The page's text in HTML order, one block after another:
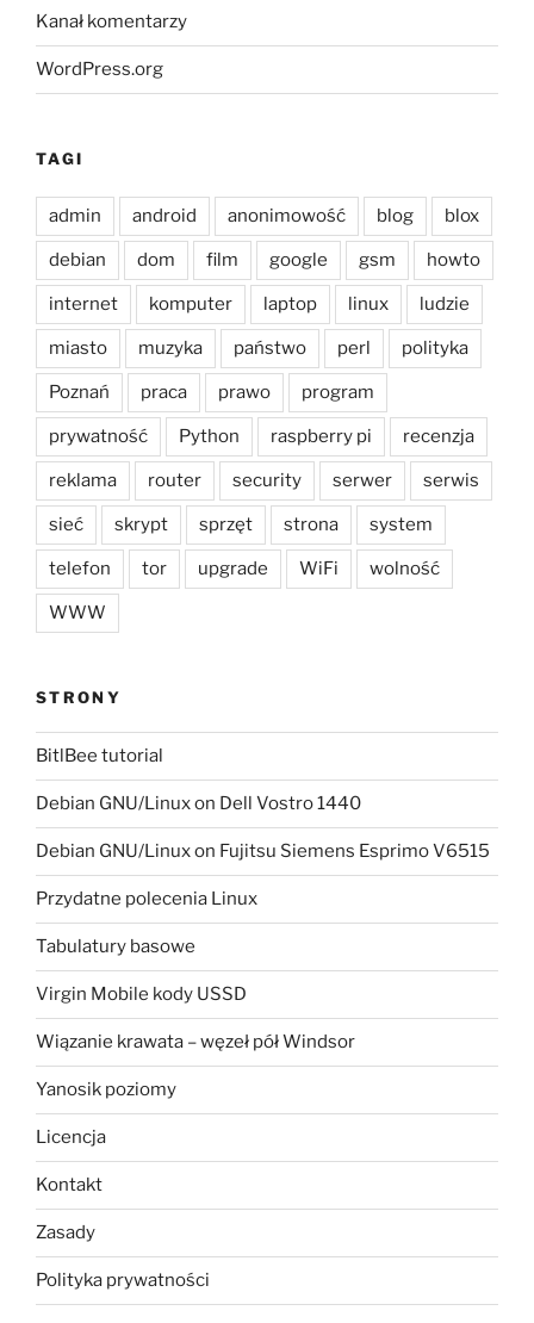
Kanał komentarzy
WordPress.org
TAGI
admin android anonimowość blog blox
debian dom film google gsm howto
internet komputer laptop linux ludzie
miasto muzyka państwo perl polityka
Poznań praca prawo program
prywatność Python raspberry pi recenzja
reklama router security serwer serwis
sieć skrypt sprzęt strona system
telefon tor upgrade WiFi wolność
WWW
STRONY
BitlBee tutorial
Debian GNU/Linux on Dell Vostro 1440
Debian GNU/Linux on Fujitsu Siemens Esprimo V6515
Przydatne polecenia Linux
Tabulatury basowe
Virgin Mobile kody USSD
Wiązanie krawata – węzeł pół Windsor
Yanosik poziomy
Licencja
Kontakt
Zasady
Polityka prywatności